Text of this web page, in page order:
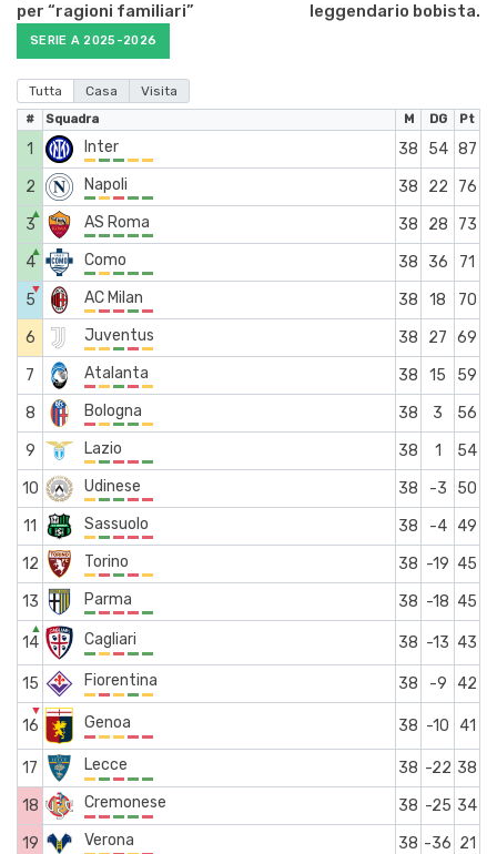
per “ragioni familiari”
leggendario bobista.
SERIE A 2025-2026
Tutta Casa Visita
# Squadra M DG Pt
1 Inter 38 54 87
2
Napoli 38 22
76
3
▲ AS Roma 38 28
73
4
▲ Como 38 36
71
5
▼ AC Milan 38 18
70
6
Juventus 38 27 69
7
Atalanta 38 15
59
8
Bologna 38 3
56
9
Lazio 38 1
54
10
Udinese 38 -3
50
11
Sassuolo 38 -4
49
12
Torino 38 -19 45
13
Parma 38 -18 45
14
▲
Cagliari 38 -13 43
15 Fiorentina 38 -9 42
16
▼
Genoa 38 -10 41
17 Lecce 38 -22 38
18
Cremonese 38 -25 34
19
Verona 38 -36 21